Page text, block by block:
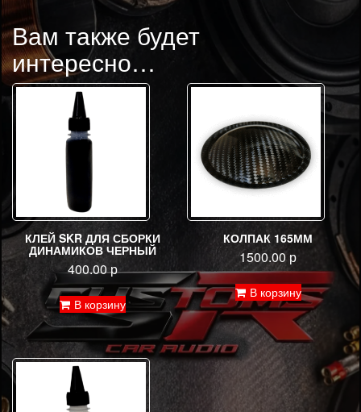
Вам также будет
интересно…
КЛЕЙ SKR ДЛЯ СБОРКИ
ДИНАМИКОВ ЧЕРНЫЙ
400.00р
В корзину
КОЛПАК 165ММ
1500.00р
В корзину